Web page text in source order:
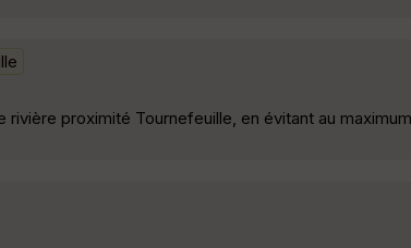
proximité Tournefeuille, en évitant au